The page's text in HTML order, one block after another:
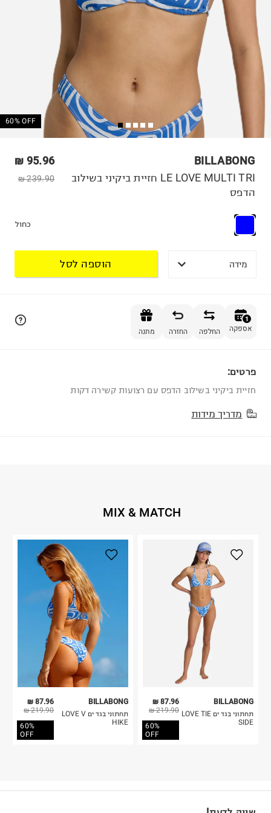
60% OFF
BILLABONG
95.96 ₪
239.90 ₪
LE LOVE MULTI TRI חזיית ביקיני בשילוב
הדפס
כחול
מידה הוספה לסל
1
אספקה החלפה החזרה מתנה
פרטים:
חזיית ביקיני בשילוב הדפס עם רצועות קשירה דקות
מדריך מידות
MIX & MATCH
87.96 ₪
219.90 ₪
60%
OFF
BILLABONG
תחתוני בגד ים LOVE V
HIKE
87.96 ₪
219.90 ₪
60%
OFF
BILLABONG
תחתוני בגד ים LOVE TIE
SIDE